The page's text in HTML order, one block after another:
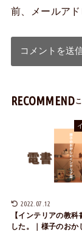
前、メールアド
RECOMMEND
2022.07.12
【インテリアの教科
した。｜様子のおか